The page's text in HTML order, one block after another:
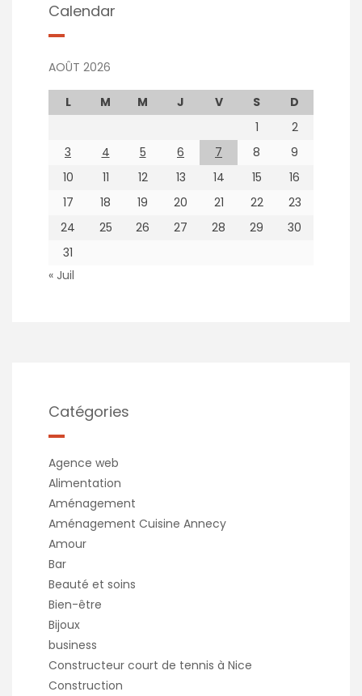
Calendar
AOÛT 2026
L M M J V S
D
1
2
3
4 5 6 7 8
9
10
11 12 13 14 15
16
17
18 19 20 21 22
23
24
25 26 27 28 29
30
31
« Juil
Catégories
Agence web
Alimentation
Aménagement
Aménagement Cuisine Annecy
Amour
Bar
Beauté et soins
Bien-être
Bijoux
business
Constructeur court de tennis à Nice
Construction